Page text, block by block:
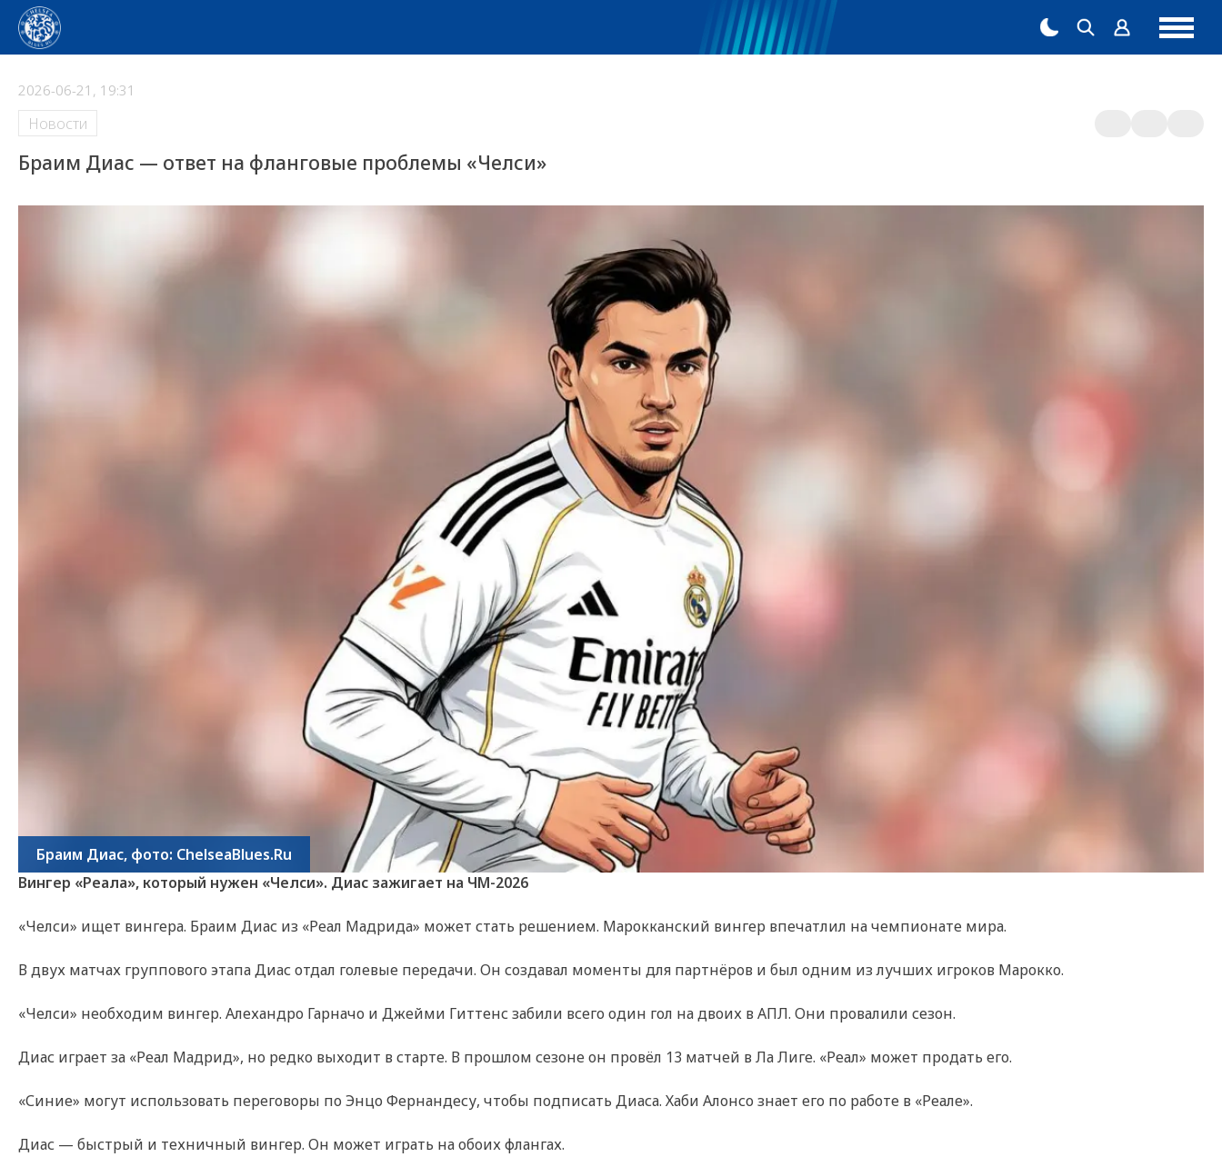
2026-06-21, 19:31
Новости
Браим Диас — ответ на фланговые проблемы «Челси»
Браим Диас, фото: ChelseaBlues.Ru
Вингер «Реала», который нужен «Челси». Диас зажигает на ЧМ-2026
«Челси» ищет вингера. Браим Диас из «Реал Мадрида» может стать решением. Марокканский вингер впечатлил на чемпионате мира.
В двух матчах группового этапа Диас отдал голевые передачи. Он создавал моменты для партнёров и был одним из лучших игроков Марокко.
«Челси» необходим вингер. Алехандро Гарначо и Джейми Гиттенс забили всего один гол на двоих в АПЛ. Они провалили сезон.
Диас играет за «Реал Мадрид», но редко выходит в старте. В прошлом сезоне он провёл 13 матчей в Ла Лиге. «Реал» может продать его.
«Синие» могут использовать переговоры по Энцо Фернандесу, чтобы подписать Диаса. Хаби Алонсо знает его по работе в «Реале».
Диас — быстрый и техничный вингер. Он может играть на обоих флангах.